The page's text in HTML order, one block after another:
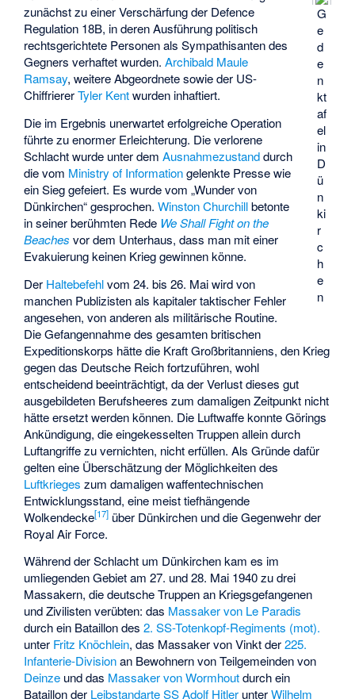
G
e
d
e
n
kt
af
el
in
D
ü
n
ki
r
c
h
e
n
zunächst zu einer Verschärfung der Defence
Regulation 18B, in deren Ausführung politisch
rechtsgerichtete Personen als Sympathisanten des
Gegners verhaftet wurden.Archibald Maule
Ramsay, weitere Abgeordnete sowie der US-
ChiffriererTyler Kentwurden inhaftiert.
Die im Ergebnis unerwartet erfolgreiche Operation
führte zu enormer Erleichterung. Die verlorene
Schlacht wurde unter demAusnahmezustanddurch
die vom Ministry of Informationgelenkte Presse wie
ein Sieg gefeiert. Es wurde vom „Wunder von
Dünkirchen“ gesprochen.Winston Churchillbetonte
in seiner berühmten Rede We Shall Fight on the
Beaches vor dem Unterhaus, dass man mit einer
Evakuierung keinen Krieg gewinnen könne.
Der Haltebefehlvom 24. bis 26. Mai wird von
manchen Publizisten als kapitaler taktischer Fehler
angesehen, von anderen als militärische Routine.
Die Gefangennahme des gesamten britischen
Expeditionskorps hätte die Kraft Großbritanniens, den Krieg
gegen das Deutsche Reich fortzuführen, wohl
entscheidend beeinträchtigt, da der Verlust dieses gut
ausgebildeten Berufsheeres zum damaligen Zeitpunkt nicht
hätte ersetzt werden können. Die Luftwaffe konnte Görings
Ankündigung, die eingekesselten Truppen allein durch
Luftangriffe zu vernichten, nicht erfüllen. Als Gründe dafür
gelten eine Überschätzung der Möglichkeiten des
Luftkrieges zum damaligen waffentechnischen
Entwicklungsstand, eine meist tiefhängende
Wolkendecke[17] über Dünkirchen und die Gegenwehr der
Royal Air Force.
Während der Schlacht um Dünkirchen kam es im
umliegenden Gebiet am 27. und 28. Mai 1940 zu drei
Massakern, die deutsche Truppen an Kriegsgefangenen
und Zivilisten verübten: das Massaker von Le Paradis
durch ein Bataillon des2. SS-Totenkopf-Regiments (mot).
unter Fritz Knöchlein, das Massaker von Vinktder225.
Infanterie-Divisionan Bewohnern von Teilgemeinden von
Deinze und das Massaker von Wormhoutdurch ein
Bataillon der Leibstandarte SS Adolf Hitler unterWilhelm